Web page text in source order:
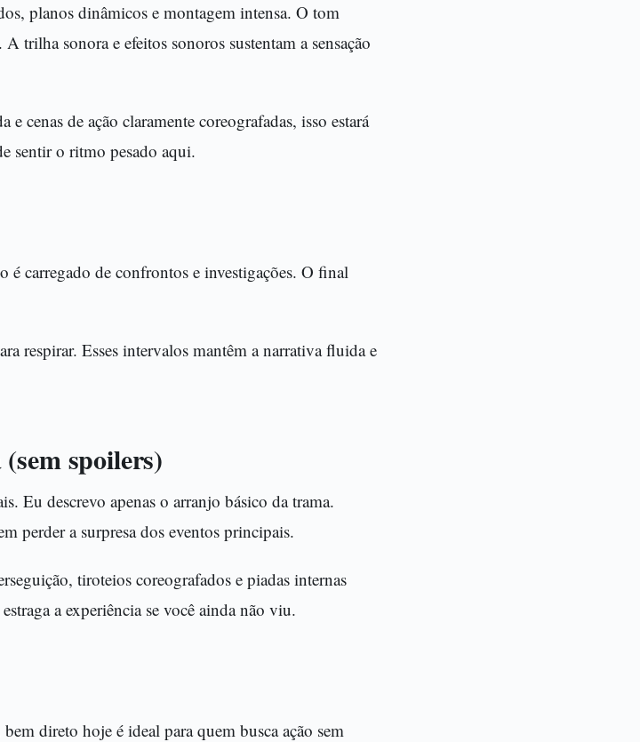
planos dinâmicos e montagem intensa. O tom
trilha sonora e efeitos sonoros sustentam a sensação
cenas de ação claramente coreografadas, isso estará
sentir o ritmo pesado aqui.
carregado de confrontos e investigações. O final
respirar. Esses intervalos mantêm a narrativa fluida e
spoilers)
Eu descrevo apenas o arranjo básico da trama.
perder a surpresa dos eventos principais.
tiroteios coreografados e piadas internas
a experiência se você ainda não viu.
direto hoje é ideal para quem busca ação sem